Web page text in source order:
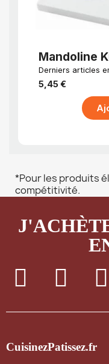
Mandoline
Derniers articles
5,45 €
*Pour les produits
compétitivité.
CuisinezPatissez.fr